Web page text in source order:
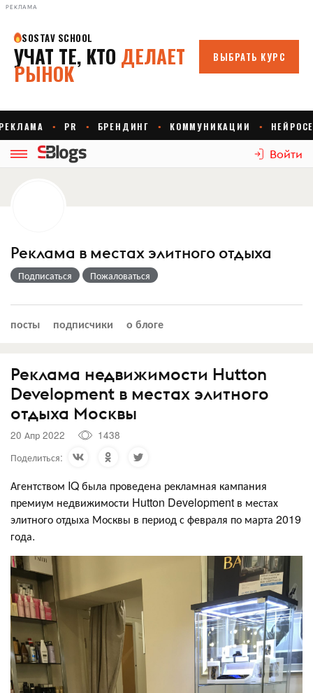
РЕКЛАМА
Войти
Реклама в местах элитного отдыха
Подписаться Пожаловаться
посты подписчики о блоге
Реклама недвижимости Hutton
Development в местах элитного
отдыха Москвы
20 Апр 2022
1438
Поделиться:
Агентством IQ была проведена рекламная кампания
премиум недвижимости Hutton Development в местах
элитного отдыха Москвы в период с февраля по марта 2019
года.